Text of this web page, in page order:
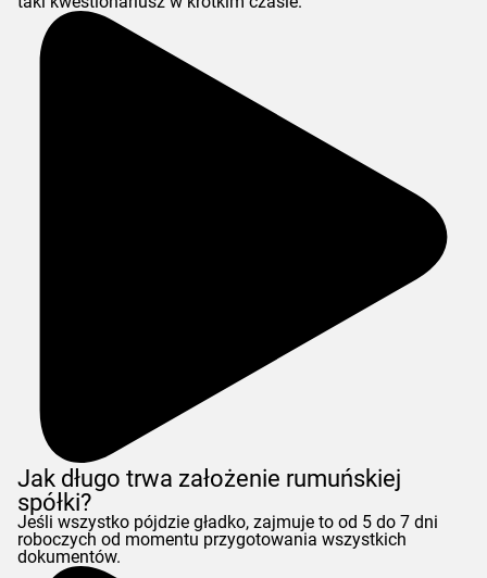
Jak długo trwa założenie rumuńskiej
spółki?
Jeśli wszystko pójdzie gładko, zajmuje to od 5 do 7 dni
roboczych od momentu przygotowania wszystkich
dokumentów.